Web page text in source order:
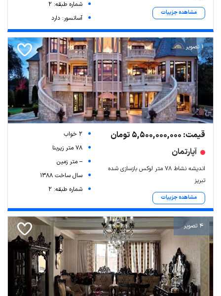
مشاهده جزییات
شماره طبقه: 2
آسانسور: دارد
1 تصویر
قیمت: 5,500,000,000 تومان
آپارتمان
اندیشه نشاط ۷۸ متر لوکس بازسازی شده
تبریز
مشاهده جزییات
2 خواب
78 متر زیربنا
-- متر زمین
سال ساخت 1388
شماره طبقه: 2
4 تصویر